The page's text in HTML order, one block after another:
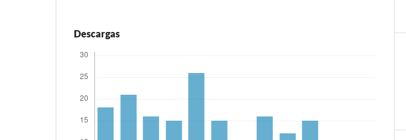
Descargas